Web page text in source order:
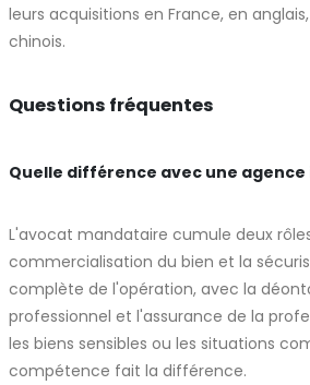
leurs acquisitions en France, en
chinois.
Questions fréquentes
Quelle différence avec une agence
L'avocat mandataire cumule deux
commercialisation du bien et la
complète de l'opération, avec la
professionnel et l'assurance de la
les biens sensibles ou les situations
compétence fait la différence.